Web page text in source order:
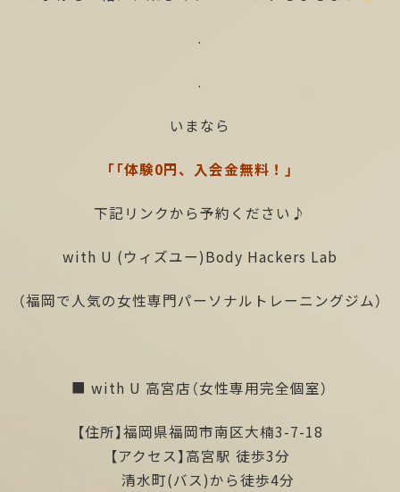
.
.
いまなら
「「体験0円、入会金無料！」
下記リンクから予約ください♪
with U (ウィズユー)Body Hackers Lab
（福岡で人気の女性専門パーソナルトレーニングジム）
■ with U 高宮店（女性専用完全個室）
【住所】福岡県福岡市南区大楠3-7-18
【アクセス】高宮駅 徒歩3分
清水町(バス)から徒歩4分